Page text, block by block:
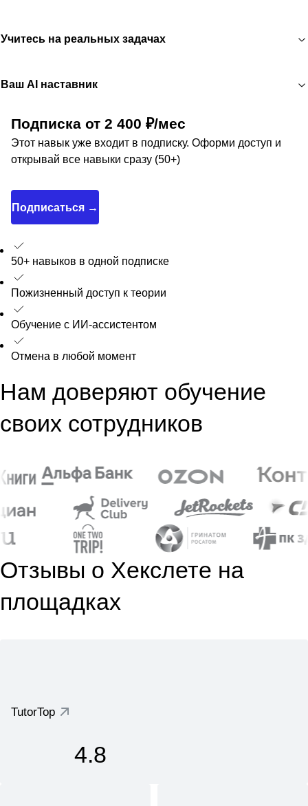
Учитесь на реальных задачах
Ваш AI наставник
Подписка от 2 400 ₽/мес
Этот навык уже входит в подписку. Оформи доступ и
открывай все навыки сразу (50+)
Подписаться →
50+ навыков в одной подписке
Пожизненный доступ к теории
Обучение с ИИ-ассистентом
Отмена в любой момент
Нам доверяют обучение
своих сотрудников
Отзывы о Хекслете на
площадках
TutorTop
4.8